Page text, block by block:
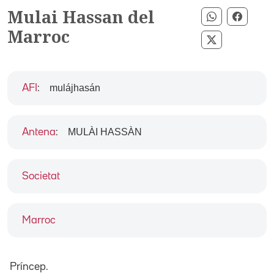
Mulai Hassan del
Marroc
Compartir
Compartir
Societat
Marroc
AFI : mulájhasán
Antena: MULÀI HASSÀN
Príncep.